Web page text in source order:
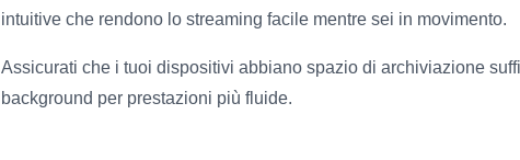
intuitive che rendono lo streaming facile mentre sei in movimento.
Assicurati che i tuoi dispositivi abbiano spazio di archiviazione
background per prestazioni più fluide.